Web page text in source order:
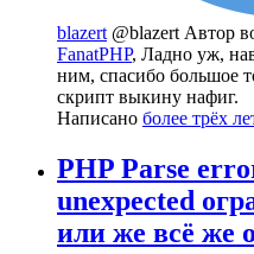
blazert @blazert Автор
FanatPHP, Ладно уж,
ним, спасибо большое
скрипт выкину нафиг.
Написано более трёх
PHP Parse
unexpected
или же всё же